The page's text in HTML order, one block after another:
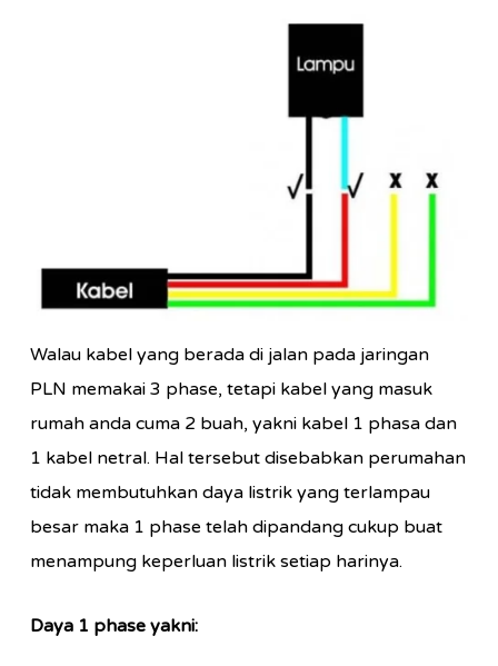
Walau kabel yang berada di jalan pada jaringan
PLN memakai 3 phase, tetapi kabel yang masuk
rumah anda cuma 2 buah, yakni kabel 1 phasa dan
1 kabel netral. Hal tersebut disebabkan perumahan
tidak membutuhkan daya listrik yang terlampau
besar maka 1 phase telah dipandang cukup buat
menampung keperluan listrik setiap harinya.
Daya 1 phase yakni: